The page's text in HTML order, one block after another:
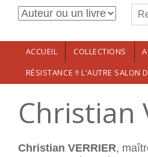
principal
Formulaire
ACCUEIL COLLECTIONS
RÉSISTANCE !! L'AUTRE SALON
Christian
Christian VERRIER,